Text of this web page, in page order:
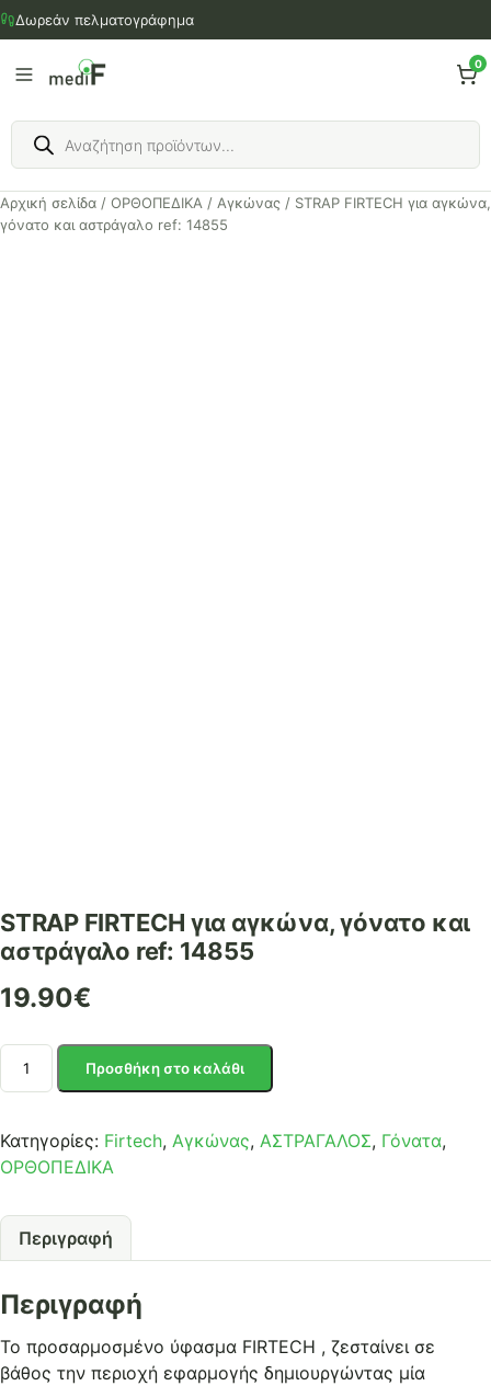
Μετάβαση
στο
περιεχόμενο
Δωρεάν πελματογράφημα
0
Products
search
Αρχική σελίδα / ΟΡΘΟΠΕΔΙΚΑ / Αγκώνας / STRAP FIRTECH για αγκώνα,
γόνατο και αστράγαλο ref: 14855
STRAP FIRTECH για αγκώνα, γόνατο και
αστράγαλο ref: 14855
19.90€
FIRTECH
αγκώνα,
γόνατο
αστράγαλο
ref:
14855
ποσότητα
Προσθήκη στο καλάθι
Κατηγορίες: Firtech, Αγκώνας, ΑΣΤΡΑΓΑΛΟΣ, Γόνατα,
ΟΡΘΟΠΕΔΙΚΑ
Περιγραφή
Περιγραφή
Το προσαρμοσμένο ύφασμα FIRTECH , ζεσταίνει σε
βάθος την περιοχή εφαρμογής δημιουργώντας μία